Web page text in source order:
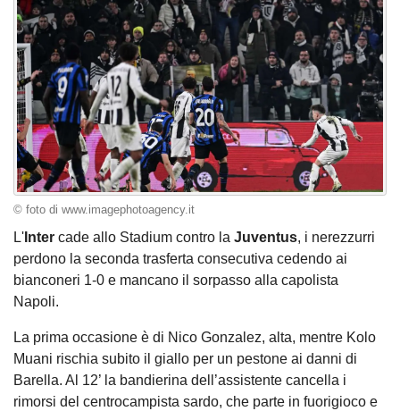
© foto di www.imagephotoagency.it
L' Inter cade allo Stadium contro la Juventus, i nerezzurri
perdono la seconda trasferta consecutiva cedendo ai
bianconeri 1-0 e mancano il sorpasso alla capolista
Napoli.
La prima occasione è di Nico Gonzalez, alta, mentre Kolo
Muani rischia subito il giallo per un pestone ai danni di
Barella. Al 12’ la bandierina dell’assistente cancella i
rimorsi del centrocampista sardo, che parte in fuorigioco e